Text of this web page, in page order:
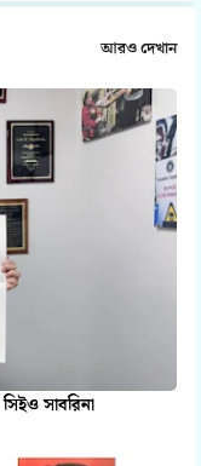
আরও দেখান
সাবরিনা